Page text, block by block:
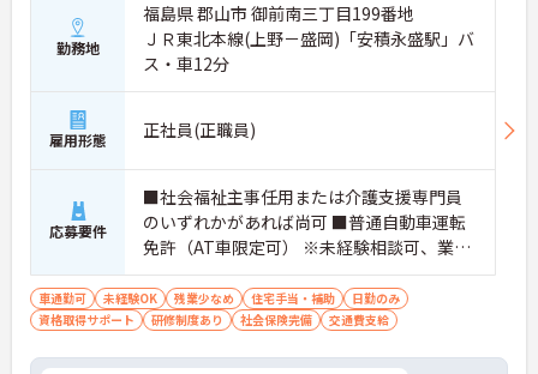
勤務地
福島県 郡山市 御前南三丁目199番地
ＪＲ東北本線(上野－盛岡)「安積永盛駅」バ
ス・車12分
雇用形態 正社員(正職員)
応募要件
■社会福祉主事任用または介護支援専門員
のいずれかがあれば尚可 ■普通自動車運転
免許（AT車限定可） ※未経験相談可、業務
経験があれば尚可
車通勤可 未経験OK 残業少なめ 住宅手当・補助
日勤のみ
資格取得サポート
研修制度あり 社会保険完備 交通費支給